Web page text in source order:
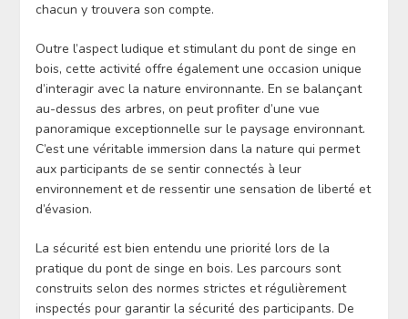
chacun y trouvera son compte.
Outre l’aspect ludique et stimulant du pont de singe en
bois, cette activité offre également une occasion unique
d’interagir avec la nature environnante. En se balançant
au-dessus des arbres, on peut profiter d’une vue
panoramique exceptionnelle sur le paysage environnant.
C’est une véritable immersion dans la nature qui permet
aux participants de se sentir connectés à leur
environnement et de ressentir une sensation de liberté et
d’évasion.
La sécurité est bien entendu une priorité lors de la
pratique du pont de singe en bois. Les parcours sont
construits selon des normes strictes et régulièrement
inspectés pour garantir la sécurité des participants. De